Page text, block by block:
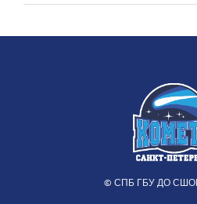
© СПБ ГБУ ДО